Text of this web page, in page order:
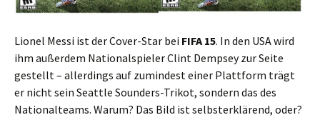
Lionel Messi ist der Cover-Star bei FIFA 15. In den USA wird
ihm außerdem Nationalspieler Clint Dempsey zur Seite
gestellt – allerdings auf zumindest einer Plattform trägt
er nicht sein Seattle Sounders-Trikot, sondern das des
Nationalteams. Warum? Das Bild ist selbsterklärend, oder?